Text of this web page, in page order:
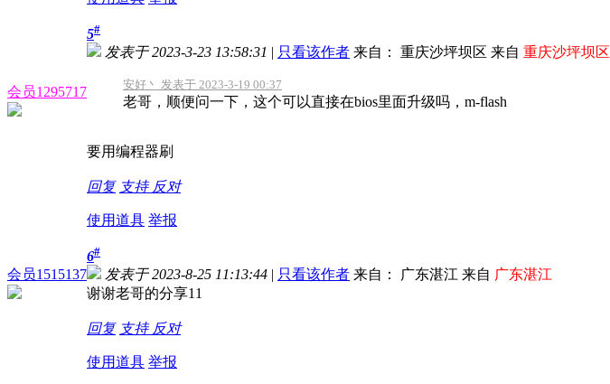
会员1295717
5#
发表于 2023-3-23 13:58:31 | 只看该作者 来自： 重庆沙坪坝区 来自 重庆沙坪坝区
安好丶 发表于 2023-3-19 00:37
老哥，顺便问一下，这个可以直接在bios里面升级吗，m-flash
要用编程器刷
回复 支持 反对
使用道具 举报
会员1515137
6#
发表于 2023-8-25 11:13:44 | 只看该作者 来自： 广东湛江 来自 广东湛江
谢谢老哥的分享11
回复 支持 反对
使用道具 举报